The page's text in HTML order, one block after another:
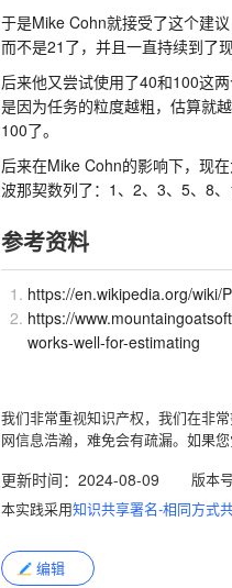
于是Mike Cohn就接受了这个建
而不是21了，并且一直持续到了现
后来他又尝试使用了40和100这
是因为任务的粒度越粗，估算就
100了。
后来在Mike Cohn的影响下，现
波那契数列了：1、2、3、5、8
参考资料
https://en.wikipedia.org/wiki/
https://
works-well-for-estimating
我们非常重视知识产权，我们在非
网信息浩瀚，难免会有疏漏。如果
更新时间： 2024-08-09 版本
本实践采用知识共享署名-相同方式
编辑